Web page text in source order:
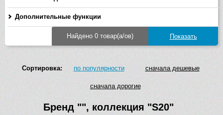
Дополнительные функции
Найдено 0 товар(а/ов)
Сортировка: по популярности сначала дешевые
сначала дорогие
Бренд "", коллекция "S20"